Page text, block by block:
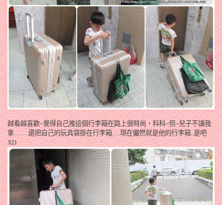
越看越喜歡~覺得自己推這個行李箱在路上很時尚，科科~但~兒子不讓我
拿…….還把自己的玩具袋掛在行李箱….現在儼然就是他的行李箱..是吧
XD